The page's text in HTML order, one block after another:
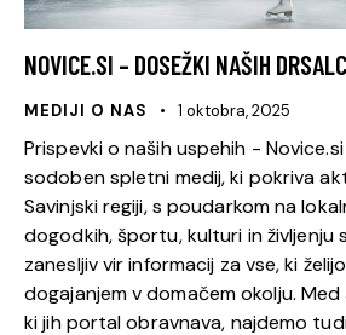
NOVICE.SI – DOSEŽKI NAŠIH
MEDIJI O NAS 1 oktobra, 2025
Prispevki o naših uspehih -
sodoben spletni medij, ki pokriva
Savinjski regiji, s poudarkom na
dogodkih, športu, kulturi in življenju
zanesljiv vir informacij za vse, ki
dogajanjem v domačem okolju.
ki jih portal obravnava, najdemo